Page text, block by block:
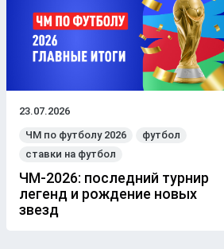
23.07.2026
ЧМ по футболу 2026
футбол
ставки на футбол
ЧМ-2026: последний турнир
легенд и рождение новых
звезд